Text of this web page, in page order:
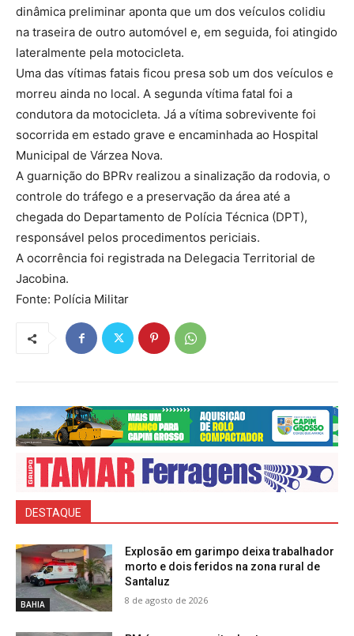
dinâmica preliminar aponta que um dos veículos colidiu
na traseira de outro automóvel e, em seguida, foi atingido
lateralmente pela motocicleta.
Uma das vítimas fatais ficou presa sob um dos veículos e
morreu ainda no local. A segunda vítima fatal foi a
condutora da motocicleta. Já a vítima sobrevivente foi
socorrida em estado grave e encaminhada ao Hospital
Municipal de Várzea Nova.
A guarnição do BPRv realizou a sinalização da rodovia, o
controle do tráfego e a preservação da área até a
chegada do Departamento de Polícia Técnica (DPT),
responsável pelos procedimentos periciais.
A ocorrência foi registrada na Delegacia Territorial de
Jacobina.
Fonte: Polícia Militar
DESTAQUE
BAHIA
Explosão em garimpo deixa trabalhador
morto e dois feridos na zona rural de
Santaluz
8 de agosto de 2026